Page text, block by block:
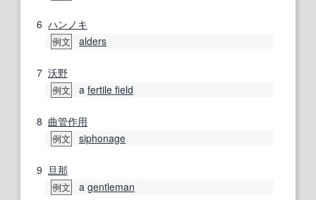
6 ハンノキ
例文 alders
7 沃野
例文 a fertile field
8 曲管作用
例文 siphonage
9 旦那
例文 a gentleman